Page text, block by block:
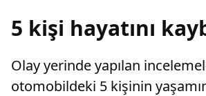
5 kişi hayatını
Olay yerinde yapılan
otomobildeki 5 kişinin